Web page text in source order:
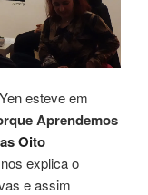
esteve em
Aprendemos
Oito
explica o
e assim